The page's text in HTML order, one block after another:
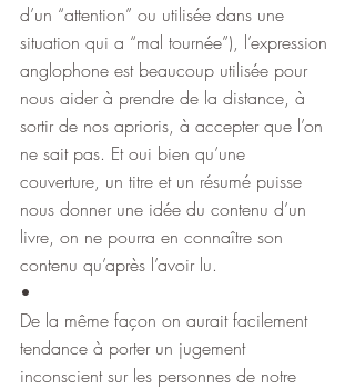
d’un “attention” ou utilisée dans une
situation qui a “mal tournée”), l’expression
anglophone est beaucoup utilisée pour
nous aider à prendre de la distance, à
sortir de nos aprioris, à accepter que l’on
ne sait pas. Et oui bien qu’une
couverture, un titre et un résumé puisse
nous donner une idée du contenu d’un
livre, on ne pourra en connaître son
contenu qu’après l’avoir lu.
•
De la même façon on aurait facilement
tendance à porter un jugement
inconscient sur les personnes de notre